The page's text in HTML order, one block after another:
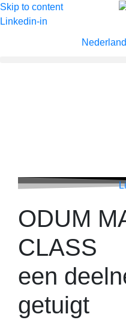
Skip to content
Linkedin-in
ODUM
CLASS
een
getuigt